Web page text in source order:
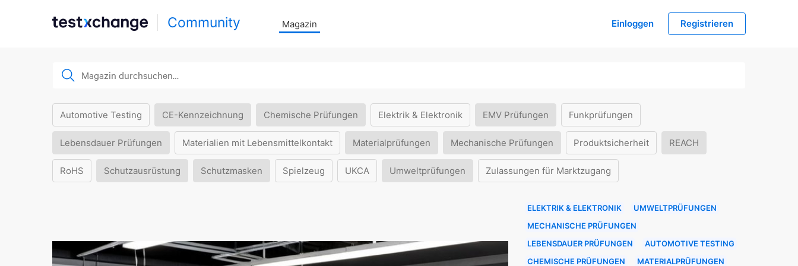
Community Magazin Einloggen Registrieren
Automotive Testing CE-Kennzeichnung Chemische Prüfungen Elektrik & Elektronik EMV Prüfungen Funkprüfungen
Lebensdauer Prüfungen Materialien mit Lebensmittelkontakt Materialprüfungen Mechanische Prüfungen Produktsicherheit REACH
RoHS Schutzausrüstung Schutzmasken Spielzeug UKCA Umweltprüfungen Zulassungen für Marktzugang
ELEKTRIK & ELEKTRONIK
UMWELTPRÜFUNGEN
MECHANISCHE PRÜFUNGEN
LEBENSDAUER PRÜFUNGEN
AUTOMOTIVE TESTING
CHEMISCHE PRÜFUNGEN
MATERIALPRÜFUNGEN